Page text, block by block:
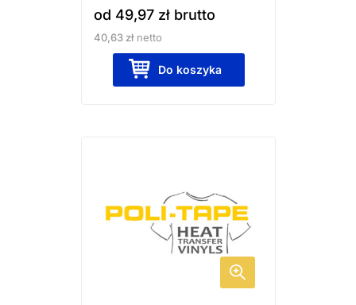
od 49,97 złbrutto
40,63 złnetto
Do koszyka
wiele
wariantów.
Opcje
można